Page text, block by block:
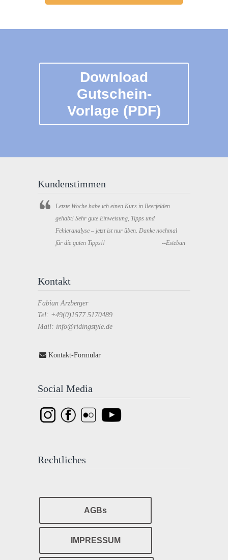
Download
Gutschein-
Vorlage (PDF)
Kundenstimmen
Letzte Woche habe ich einen Kurs in Beerfelden
gehabt! Sehr gute Einweisung, Tipps und
Fehleranalyse – jetzt ist nur üben. Danke nochmal
für die guten Tipps!!
--Esteban
Kontakt
Fabian Arzberger
Tel: +49(0)1577 5170489
Mail: info@ridingstyle.de
Kontakt-Formular
Social Media
Rechtliches
AGBs
IMPRESSUM